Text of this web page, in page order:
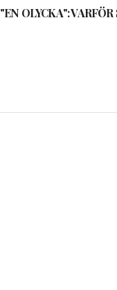
"EN OLYCKA":